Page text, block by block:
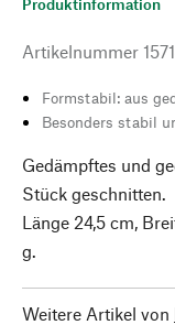
Produktinformation
Artikelnummer
Formstabil: aus
Besonders stabil
Gedämpftes und
Stück geschnitten.
Länge 24,5 cm,
g.
Weitere Artikel von